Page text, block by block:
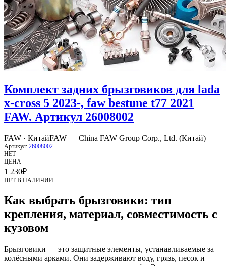
Комплект задних брызговиков для lada
x-cross 5 2023-, faw bestune t77 2021
FAW. Артикул 26008002
FAW · КитайFAW — China FAW Group Corp., Ltd. (Китай)
Артикул: 26008002
НЕТ
ЦЕНА
1 230₽
НЕТ В НАЛИЧИИ
Как выбрать брызговики: тип
крепления, материал, совместимость с
кузовом
Брызговики — это защитные элементы, устанавливаемые за
колёсными арками. Они задерживают воду, грязь, песок и